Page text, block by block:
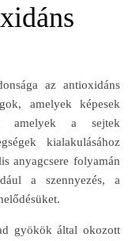
az antioxidáns
amelyek képesek
amelyek a sejtek
kialakulásához
anyagcsere folyamán
a szennyezés, a
gyökök által okozott